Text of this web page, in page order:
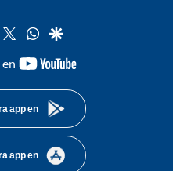
instagram
twitterwhatsapp
google
youtube-
app en
app en